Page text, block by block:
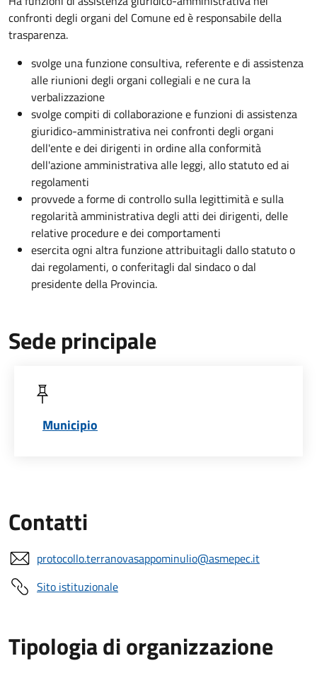
confronti degli organi del Comune ed è responsabile della
trasparenza.
svolge una funzione consultiva, referente e di assistenza
alle riunioni degli organi collegiali e ne cura la
verbalizzazione
svolge compiti di collaborazione e funzioni di assistenza
giuridico-amministrativa nei confronti degli organi
dell'ente e dei dirigenti in ordine alla conformità
dell'azione amministrativa alle leggi, allo statuto ed ai
regolamenti
provvede a forme di controllo sulla legittimità e sulla
regolarità amministrativa degli atti dei dirigenti, delle
relative procedure e dei comportamenti
esercita ogni altra funzione attribuitagli dallo statuto o
dai regolamenti, o conferitagli dal sindaco o dal
presidente della Provincia.
Sede principale
Municipio
Contatti
protocollo.terranovasappominulio@asmepec.it
Sito istituzionale
Tipologia di organizzazione